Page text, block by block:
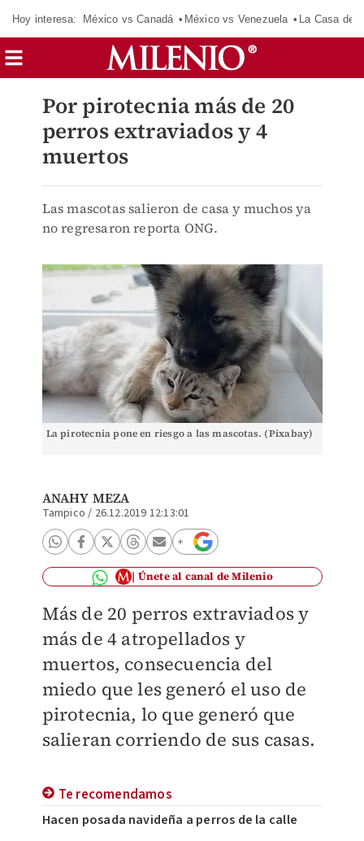
Hoy interesa: México vs Canadá México vs Venezuela La Casa de
Por pirotecnia más de 20
perros extraviados y 4
muertos
Las mascotas salieron de casa y muchos ya
no regresaron reporta ONG.
La pirotecnia pone en riesgo a las mascotas. (Pixabay)
ANAHY MEZA
Tampico / 26.12.2019 12:13:01
Únete al canal de Milenio
Más de 20 perros extraviados y
más de 4 atropellados y
muertos, consecuencia del
miedo que les generó el uso de
pirotecnia, lo que generó que
salieran corriendo de sus casas.
Te recomendamos
Hacen posada navideña a perros de la calle